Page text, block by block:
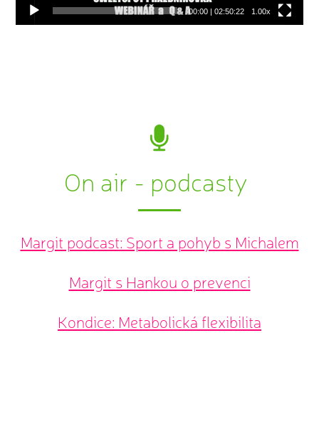
00:00| 02:50:22 1.00x
On air - podcasty
Margit podcast: Sport a pohyb s Michalem
Margit s Hankou o prevenci
Kondice: Metabolická flexibilita